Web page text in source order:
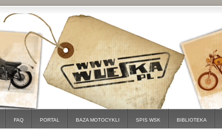
FAQ PORTAL BAZA MOTOCYKLI SPIS WSK BIBLIOTEKA